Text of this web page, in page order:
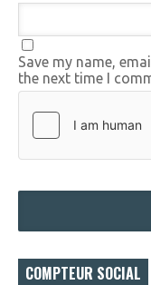
Save my name,
the next time I
COMPTEUR SOCIAL